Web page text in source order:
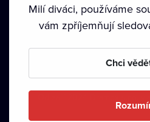
Podmínky používání • Ochrana
• Autorská
Milí diváci, používáme
vám zpříjemňují
Chci